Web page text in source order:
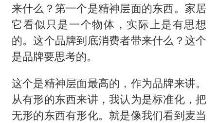
来什么？第一个是精神层面的东西。家居
它看似只是一个物体，实际上是有思想
的。这个品牌到底消费者带来什么？这个
是品牌要思考的。
这个是精神层面最高的，作为品牌来讲。
从有形的东西来讲，我认为是标准化，把
无形的东西有形化。就是像我们看到麦当